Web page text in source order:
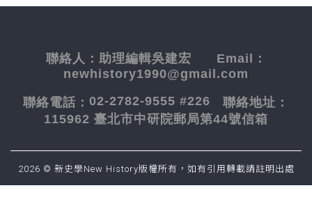
聯絡人： 助理編輯吳建宏 Email：
newhistory1990@gmail.com
聯絡電話： 02-2782-9555 #226 聯絡地址：
115962 臺北市中研院郵局第44號信箱
2026 © 新史學New History版權所有，如有引用轉載請註明出處